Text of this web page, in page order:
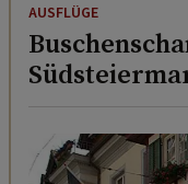
AUSFLÜGE